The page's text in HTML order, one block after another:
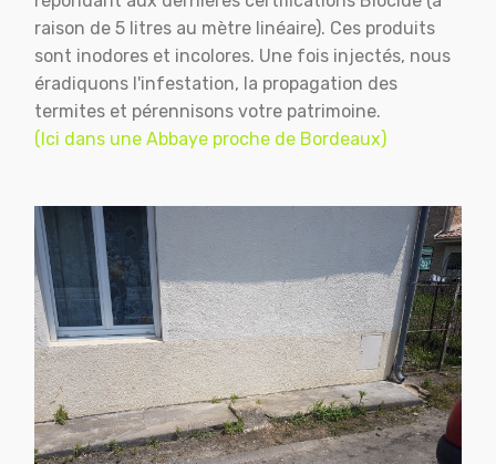
raison de 5 litres au mètre linéaire). Ces produits
sont inodores et incolores. Une fois injectés, nous
éradiquons l'infestation, la propagation des
termites et pérennisons votre patrimoine.
(Ici dans une Abbaye proche de Bordeaux)